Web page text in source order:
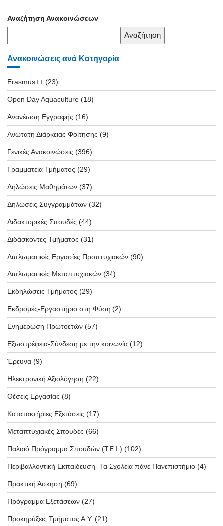
Αναζήτηση Ανακοινώσεων
Αναζήτηση
Ανακοινώσεις ανά Κατηγορία
Erasmus++ (23)
Open Day Aquaculture (18)
Ανανέωση Εγγραφής (16)
Ανώτατη Διάρκειας Φοίτησης (9)
Γενικές Ανακοινώσεις (396)
Γραμματεία Τμήματος (29)
Δηλώσεις Μαθημάτων (37)
Δηλώσεις Συγγραμμάτων (32)
Διδακτορικές Σπουδές (44)
Διδάσκοντες Τμήματος (31)
Διπλωματικές Εργασίες Προπτυχιακών (90)
Διπλωματικές Μεταπτυχιακών (34)
Εκδηλώσεις Τμήματος (29)
Εκδρομές-Εργαστήριο στη Φύση (2)
Ενημέρωση Πρωτοετών (57)
Εξωστρέφεια-Σύνδεση με την κοινωνία (12)
Έρευνα (9)
Ηλεκτρονική Αξιολόγηση (22)
Θέσεις Εργασίας (8)
Κατατακτήριες Εξετάσεις (17)
Μεταπτυχιακές Σπουδές (66)
Παλαιό Πρόγραμμα Σπουδών (T.E.I.) (102)
Περιβαλλοντική Εκπαίδευση- Τα Σχολεία πάνε Πανεπιστήμιο (4)
Πρακτική Άσκηση (69)
Πρόγραμμα Εξετάσεων (27)
Προκηρύξεις Τμήματος Α.Υ. (21)